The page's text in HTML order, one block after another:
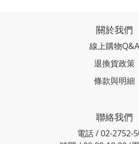
關於我們
線上購物Q&A
退換貨政策
條款與明細
聯絡我們
電話 / 02-2752-